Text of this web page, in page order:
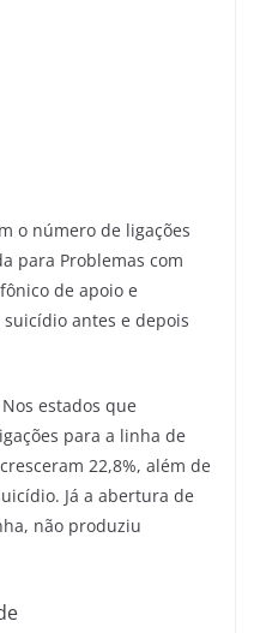
o número de ligações
para Problemas com
de apoio e
antes e depois
estados que
para a linha de
22,8%, além de
Já a abertura de
não produziu